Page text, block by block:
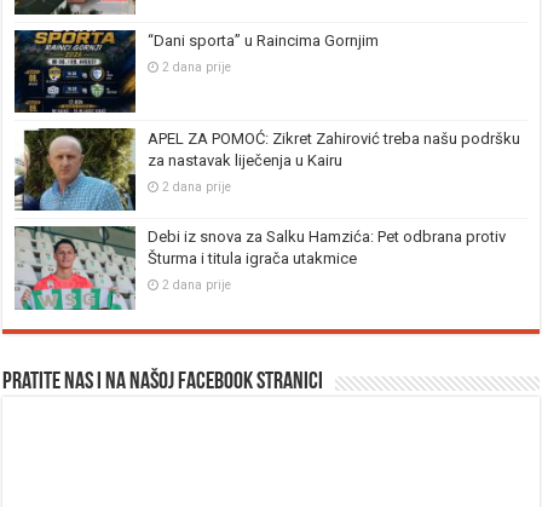
“Dani sporta” u Raincima Gornjim
2 dana prije
APEL ZA POMOĆ: Zikret Zahirović treba našu podršku
za nastavak liječenja u Kairu
2 dana prije
Debi iz snova za Salku Hamzića: Pet odbrana protiv
Šturma i titula igrača utakmice
2 dana prije
Pratite nas i na našoj facebook stranici